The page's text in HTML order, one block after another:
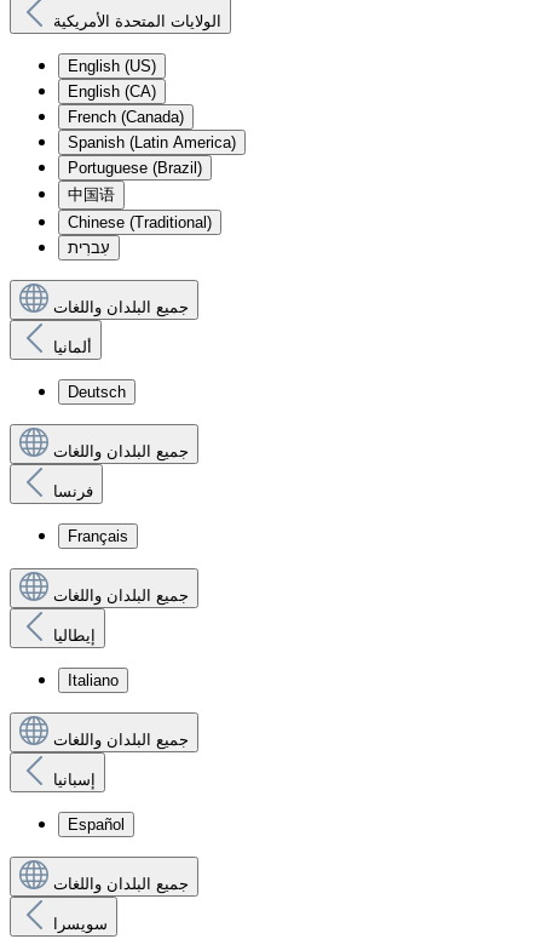
الولايات المتحدة الأمريكية
English (US)
English (CA)
French (Canada)
Spanish (Latin America)
Portuguese (Brazil)
中国语
Chinese (Traditional)
עִברִית
جميع البلدان واللغات
ألمانيا
Deutsch
جميع البلدان واللغات
فرنسا
Français
جميع البلدان واللغات
إيطاليا
Italiano
جميع البلدان واللغات
إسبانيا
Español
جميع البلدان واللغات
سويسرا